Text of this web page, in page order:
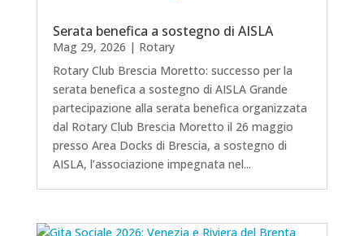
Serata benefica a sostegno di AISLA
Mag 29, 2026 | Rotary
Rotary Club Brescia Moretto: successo per la
serata benefica a sostegno di AISLA Grande
partecipazione alla serata benefica organizzata
dal Rotary Club Brescia Moretto il 26 maggio
presso Area Docks di Brescia, a sostegno di
AISLA, l’associazione impegnata nel...